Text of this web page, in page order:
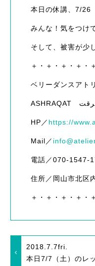
本日の休講、7/26
みんな！気をつけ
そして、被害が少
＋・＋・＋・＋・
ベリーダンスア
HP／ https://
Mail／
電話／070-
住所／岡山市北区
＋・＋・＋・＋・
2018.7.7fri.
本日7/7（土）のレ